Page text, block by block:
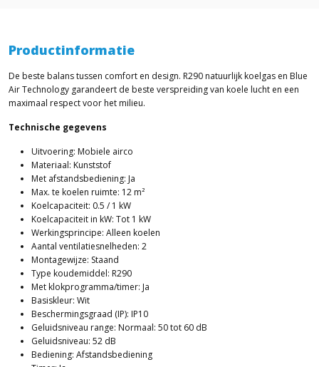
Productinformatie
De beste balans tussen comfort en design. R290 natuurlijk koelgas en Blue
Air Technology garandeert de beste verspreiding van koele lucht en een
maximaal respect voor het milieu.
Technische gegevens
Uitvoering: Mobiele airco
Materiaal: Kunststof
Met afstandsbediening: Ja
Max. te koelen ruimte: 12 m²
Koelcapaciteit: 0.5 / 1 kW
Koelcapaciteit in kW: Tot 1 kW
Werkingsprincipe: Alleen koelen
Aantal ventilatiesnelheden: 2
Montagewijze: Staand
Type koudemiddel: R290
Met klokprogramma/timer: Ja
Basiskleur: Wit
Beschermingsgraad (IP): IP10
Geluidsniveau range: Normaal: 50 tot 60 dB
Geluidsniveau: 52 dB
Bediening: Afstandsbediening